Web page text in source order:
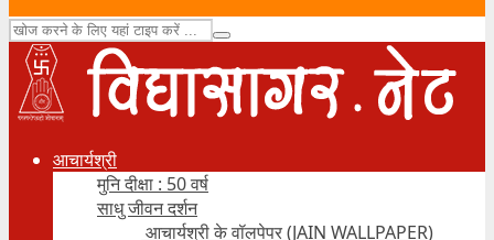
आचार्यश्री
मुनि दीक्षा : 50 वर्ष
साधु जीवन दर्शन
आचार्यश्री के वॉलपेपर (JAIN WALLPAPER)